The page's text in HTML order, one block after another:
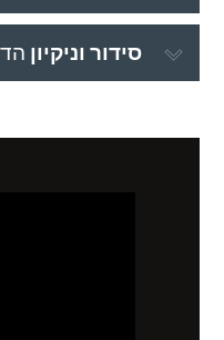
סידור וניקיון